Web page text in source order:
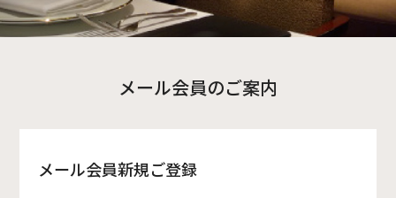
メール会員のご案内
メール会員新規ご登録